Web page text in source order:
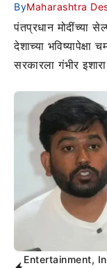
ByMaharashtra
पंतप्रधान मोदींच्या
देशाच्या
सरकारला गंभीर
Entertainment,